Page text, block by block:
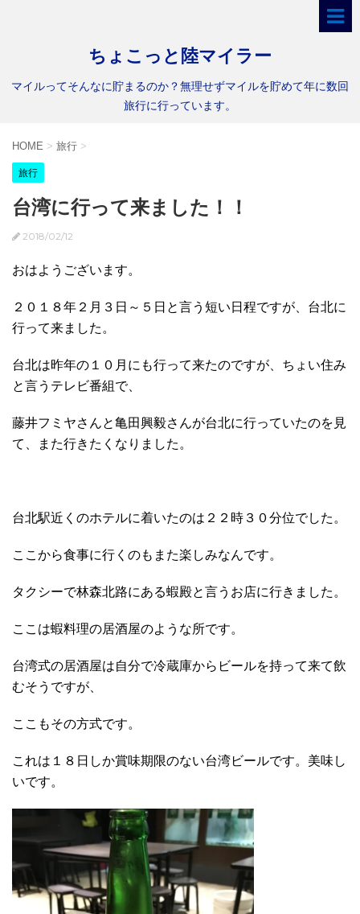
ちょこっと陸マイラー
マイルってそんなに貯まるのか？無理せずマイルを貯めて年に数回
旅行に行っています。
HOME > 旅行 >
旅行
台湾に行って来ました！！
2018/02/12
おはようございます。
２０１８年２月３日～５日と言う短い日程ですが、台北に
行って来ました。
台北は昨年の１０月にも行って来たのですが、ちょい住み
と言うテレビ番組で、
藤井フミヤさんと亀田興毅さんが台北に行っていたのを見
て、また行きたくなりました。
台北駅近くのホテルに着いたのは２２時３０分位でした。
ここから食事に行くのもまた楽しみなんです。
タクシーで林森北路にある蝦殿と言うお店に行きました。
ここは蝦料理の居酒屋のような所です。
台湾式の居酒屋は自分で冷蔵庫からビールを持って来て飲
むそうですが、
ここもその方式です。
これは１８日しか賞味期限のない台湾ビールです。美味し
いです。